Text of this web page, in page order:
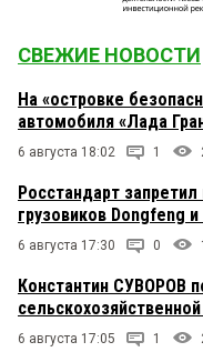
СВЕЖИЕ НОВОСТИ
На «островке
автомобиля «Лада
6 августа 18:02 1
Росстандарт
грузовиков Dongfeng
6 августа 17:30 0
Константин СУВОРОВ
6 августа 17:05 1